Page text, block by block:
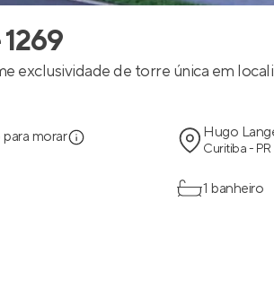
exclusividade de torre única em
morar Hugo
Curitiba - PR
1 banheiro